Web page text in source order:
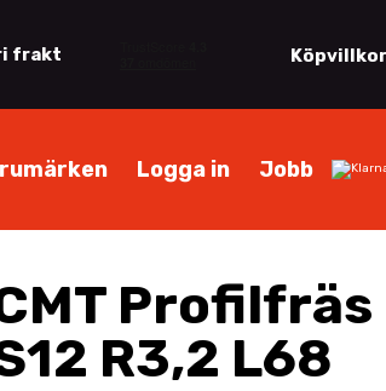
frakt Köpvillkor
Logga in Jobb
Profilfräs
R3,2 L68